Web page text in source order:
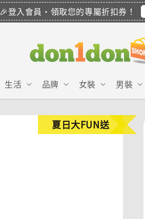
🎉登入會員・領取您的專屬折扣券！
生活 品牌 女裝 男裝
夏日大FUN送